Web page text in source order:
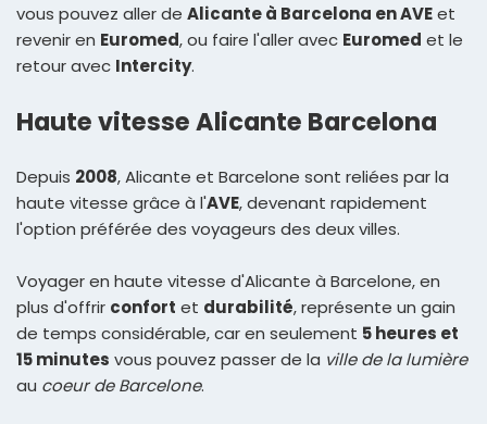
vous pouvez aller de Alicante à Barcelona en AVEet
revenir en Euromed, ou faire l'aller avec Euromed et le
retour avec Intercity.
Haute vitesse Alicante Barcelona
Depuis 2008, Alicante et Barcelone sont reliées par la
haute vitesse grâce à l'AVE, devenant rapidement
l'option préférée des voyageurs des deux villes.
Voyager en haute vitesse d'Alicante à Barcelone, en
plus d'offrir confort et durabilité, représente un gain
de temps considérable, car en seulement 5 heures et
15 minutes vous pouvez passer de la ville de la lumière
au coeur de Barcelone.